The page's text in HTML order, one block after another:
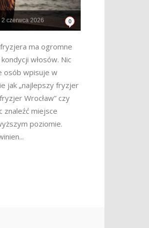
2 czerwca 2026 0
ma ogromne
włosów. Nic
osób wpisuje w
jak „najlepszy fryzjer
Wrocław” czy
znaleźć miejsce
poziomie.